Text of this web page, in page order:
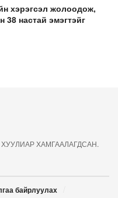
хэрэгсэл жолоодож,
38 настай эмэгтэйг
ХАМГААЛАГДСАН.
байрлуулах